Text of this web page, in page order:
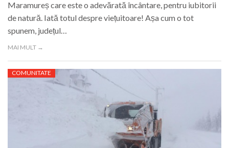
Maramureș care este o adevărată încântare, pentru iubitorii
de natură. Iată totul despre viețuitoare! Așa cum o tot
spunem, județul…
MAI MULT →
COMUNITATE